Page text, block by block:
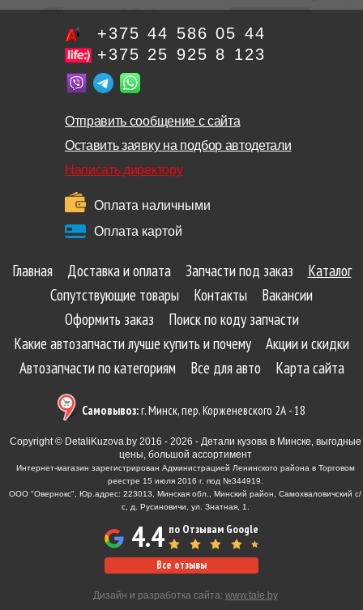
+375 44 586 05 44
+375 25 925 8 123
Отправить сообщение с сайта
Оставить заявку на подбор автодетали
Написать директору
Оплата наличными
Оплата картой
Главная Доставка и оплата Запчасти под заказ
Каталог
Сопутствующие товары
Контакты
Вакансии
Оформить заказ
Поиск по коду запчасти
Какие автозапчасти лучше купить и почему
Акции и скидки
Автозапчасти по категориям
Все для авто Карта сайта
Самовывоз:г. Минск, пер. Корженевского 2А - 18
Copyright © DetaliKuzova.by 2016 - 2026 - Детали кузова в Минске, выгодные
цены, большой ассортимент
Интернет-магазин зарегистрирован Администрацией Ленинского района в Торговом
реестре 15 июля 2016 г. под №344919.
ООО "Овернокс", Юр.адрес: 223013, Минская обл., Минский район, Самохваловичский с/
с, д. Русиновичи, ул. Знатная, 1.
4.4 по Отзывам Google
Все отзывы
Дизайн и разработка сайта: www.tale.by